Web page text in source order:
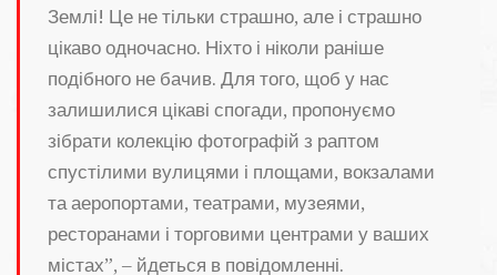
Землі! Це не тільки страшно, але і страшно
цікаво одночасно. Ніхто і ніколи раніше
подібного не бачив. Для того, щоб у нас
залишилися цікаві спогади, пропонуємо
зібрати колекцію фотографій з раптом
спустілими вулицями і площами, вокзалами
та аеропортами, театрами, музеями,
ресторанами і торговими центрами у ваших
містах”, – йдеться в повідомленні.